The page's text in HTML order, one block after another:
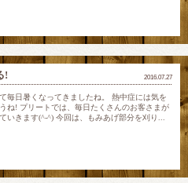
2016.07.27
!
毎日暑くなってきましたね。 熱中症には気を
ね! プリートでは、毎日たくさんのお客さまが
いきます(^-^) 今回は、もみあげ部分を刈り...